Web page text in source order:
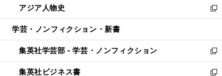
く
で
開
ド
ウ
開
く
ィ
ン
ウ
で
開
く
い
ウ
ン
ド
ウ
で
アジア人物史
新
し
ウ
ィ
ン
ド
学芸・ノンフィクション・新書
集英社学芸部 - 学芸・ノンフィクション
新
し
い
集英社ビジネス書
新